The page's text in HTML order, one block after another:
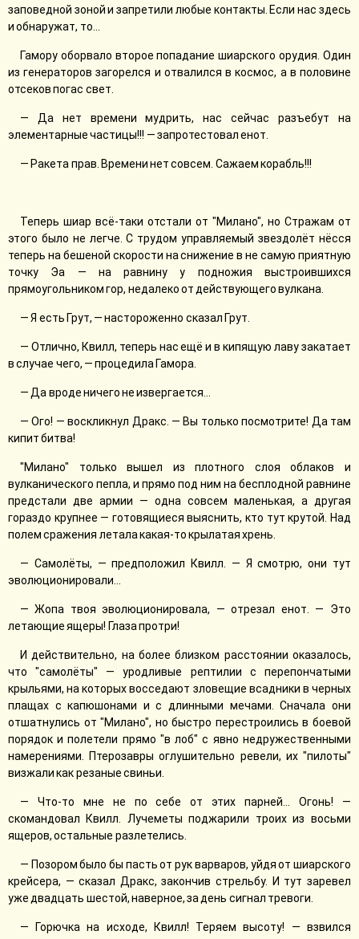
заповедной зоной и запретили любые контакты. Если нас здесь
и обнаружат, то...
Гамору оборвало второе попадание шиарского орудия. Один
из генераторов загорелся и отвалился в космос, а в половине
отсеков погас свет.
— Да нет времени мудрить, нас сейчас разъебут на
элементарные частицы!!! — запротестовал енот.
— Ракета прав. Времени нет совсем. Сажаем корабль!!!
Теперь шиар всё-таки отстали от "Милано", но Стражам от
этого было не легче. С трудом управляемый звездолёт нёсся
теперь на бешеной скорости на снижение в не самую приятную
точку Эа — на равнину у подножия выстроившихся
прямоугольником гор, недалеко от действующего вулкана.
— Я есть Грут, — настороженно сказал Грут.
— Отлично, Квилл, теперь нас ещё и в кипящую лаву закатает
в случае чего, — процедила Гамора.
— Да вроде ничего не извергается...
— Ого! — воскликнул Дракс. — Вы только посмотрите! Да там
кипит битва!
"Милано" только вышел из плотного слоя облаков и
вулканического пепла, и прямо под ним на бесплодной равнине
предстали две армии — одна совсем маленькая, а другая
гораздо крупнее — готовящиеся выяснить, кто тут крутой. Над
полем сражения летала какая-то крылатая хрень.
— Самолёты, — предположил Квилл. — Я смотрю, они тут
эволюционировали...
— Жопа твоя эволюционировала, — отрезал енот. — Это
летающие ящеры! Глаза протри!
И действительно, на более близком расстоянии оказалось,
что "самолёты" — уродливые рептилии с перепончатыми
крыльями, на которых восседают зловещие всадники в черных
плащах с капюшонами и с длинными мечами. Сначала они
отшатнулись от "Милано", но быстро перестроились в боевой
порядок и полетели прямо "в лоб" с явно недружественными
намерениями. Птерозавры оглушительно ревели, их "пилоты"
визжали как резаные свиньи.
— Что-то мне не по себе от этих парней... Огонь! —
скомандовал Квилл. Лучеметы поджарили троих из восьми
ящеров, остальные разлетелись.
— Позором было бы пасть от рук варваров, уйдя от шиарского
крейсера, — сказал Дракс, закончив стрельбу. И тут заревел
уже двадцать шестой, наверное, за день сигнал тревоги.
— Горючка на исходе, Квилл! Теряем высоту! — взвился